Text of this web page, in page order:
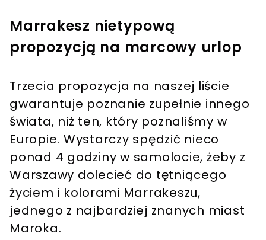
Marrakesz nietypową
propozycją na marcowy urlop
Trzecia propozycja na naszej liście
gwarantuje poznanie zupełnie innego
świata, niż ten, który poznaliśmy w
Europie. Wystarczy spędzić nieco
ponad 4 godziny w samolocie, żeby z
Warszawy dolecieć do tętniącego
życiem i kolorami Marrakeszu,
jednego z najbardziej znanych miast
Maroka.